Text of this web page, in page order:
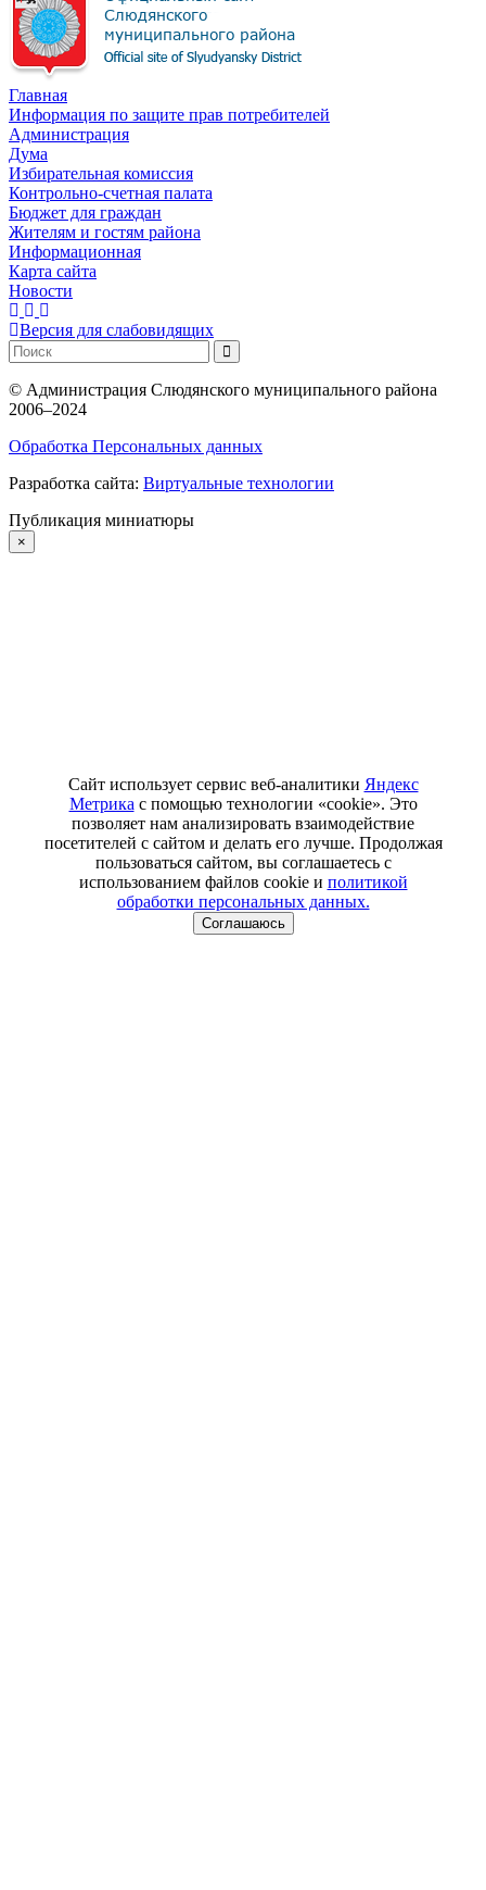
Главная
Информация по защите прав потребителей
Администрация
Дума
Избирательная комиссия
Контрольно-счетная палата
Бюджет для граждан
Жителям и гостям района
Информационная
Карта сайта
Новости
Версия для слабовидящих
© Администрация Слюдянского муниципального района
2006–2024
Обработка Персональных данных
Разработка сайта: Виртуальные технологии
Публикация миниатюры
×
Сайт использует сервис веб-аналитики Яндекс
Метрика с помощью технологии «cookie». Это
позволяет нам анализировать взаимодействие
посетителей с сайтом и делать его лучше. Продолжая
пользоваться сайтом, вы соглашаетесь с
использованием файлов cookie и политикой
обработки персональных данных.
Соглашаюсь